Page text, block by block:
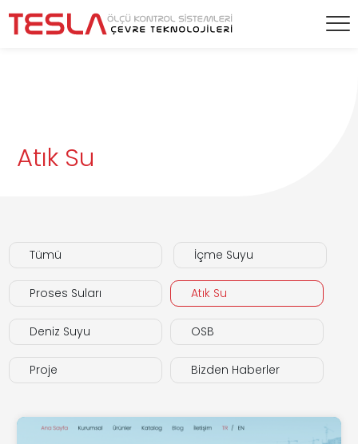
Atık Su
Tümü İçme Suyu
Proses Suları Atık Su
Deniz Suyu OSB
Proje Bizden Haberler